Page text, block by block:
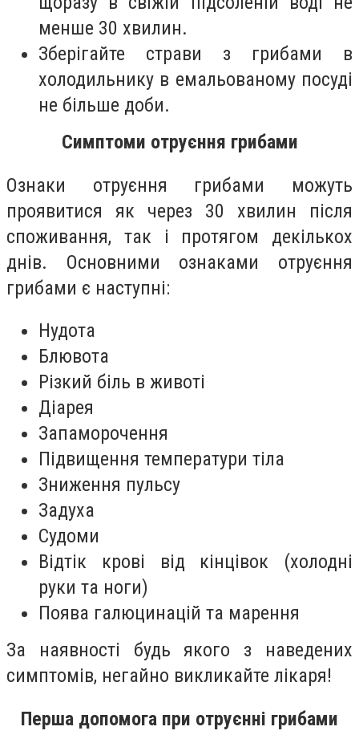
менше 30 хвилин.
Зберігайте страви з грибами в
холодильнику в емальованому посуді
не більше доби.
Симптоми отруєння грибами
Ознаки отруєння грибами можуть
проявитися як через 30 хвилин після
споживання, так і протягом декількох
днів. Основними ознаками отруєння
грибами є наступні:
Нудота
Блювота
Різкий біль в животі
Діарея
Запаморочення
Підвищення температури тіла
Зниження пульсу
Задуха
Судоми
Відтік крові від кінцівок (холодні
руки та ноги)
Поява галюцинацій та марення
За наявності будь якого з наведених
симптомів, негайно викликайте лікаря!
Перша допомога при отруєнні грибами